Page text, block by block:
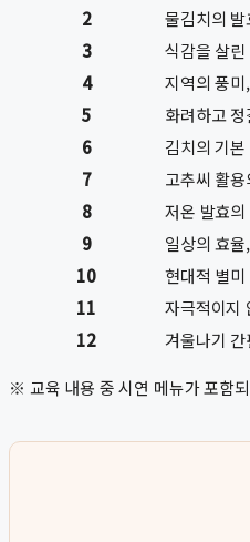
2
물김치의
3
식감을 살
4
지역의 풍
5
화려하고
6
김치의 기본
7
고추씨 활용
8
저온 발효의
9
일상의 효
10
현대적 별미
11
자극적이지
12
겨울나기
※ 교육 내용 중 시연 메뉴가 포함